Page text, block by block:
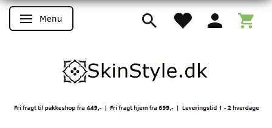
Skifte navigation
Menu